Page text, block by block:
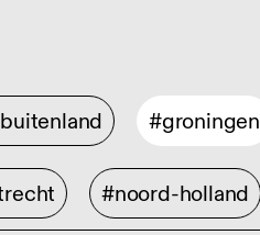
#groningen
#noord-holland